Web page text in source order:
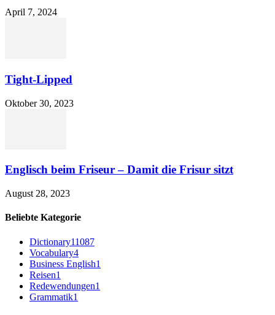
April 7, 2024
Tight-Lipped
Oktober 30, 2023
Englisch beim Friseur – Damit die Frisur sitzt
August 28, 2023
Beliebte Kategorie
Dictionary11087
Vocabulary4
Business English1
Reisen1
Redewendungen1
Grammatik1